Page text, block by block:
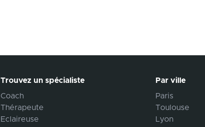
Trouvez un spécialiste
Coach
Thérapeute
Eclaireuse
Par ville
Paris
Toulouse
Lyon